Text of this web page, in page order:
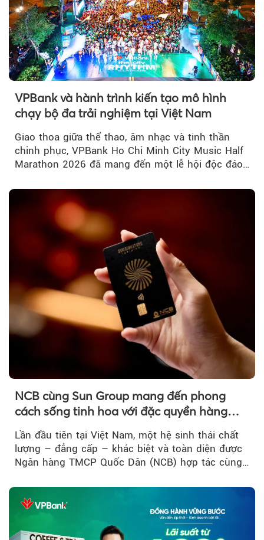
VPBank và hành trình kiến tạo mô hình
chạy bộ đa trải nghiệm tại Việt Nam
Giao thoa giữa thể thao, âm nhạc và tinh thần
chinh phục, VPBank Ho Chi Minh City Music Half
Marathon 2026 đã mang đến một lễ hội độc đáo
NCB cùng Sun Group mang đến phong
cách sống tinh hoa với đặc quyền hàng
đầu Việt Nam
Lần đầu tiên tại Việt Nam, một hệ sinh thái chất
lượng – đẳng cấp – khác biệt và toàn diện được
Ngân hàng TMCP Quốc Dân (NCB) hợp tác cùng